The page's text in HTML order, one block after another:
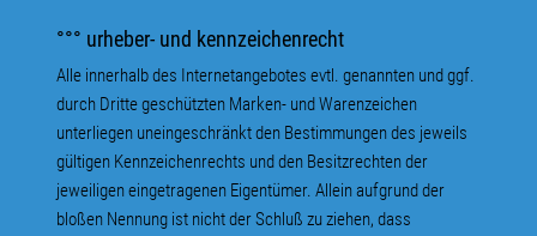
°°° urheber- und kennzeichenrecht
Alle innerhalb des Internetangebotes evtl. genannten und ggf.
durch Dritte geschützten Marken- und Warenzeichen
unterliegen uneingeschränkt den Bestimmungen des jeweils
gültigen Kennzeichenrechts und den Besitzrechten der
jeweiligen eingetragenen Eigentümer. Allein aufgrund der
bloßen Nennung ist nicht der Schluß zu ziehen, dass